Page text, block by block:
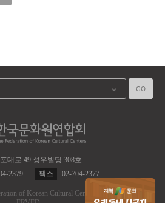
대로 49 성우빌딩 308호
2379 팩스 02-704-2377
of Korean Cultural Centers.
ALL RIGHT RES
GO